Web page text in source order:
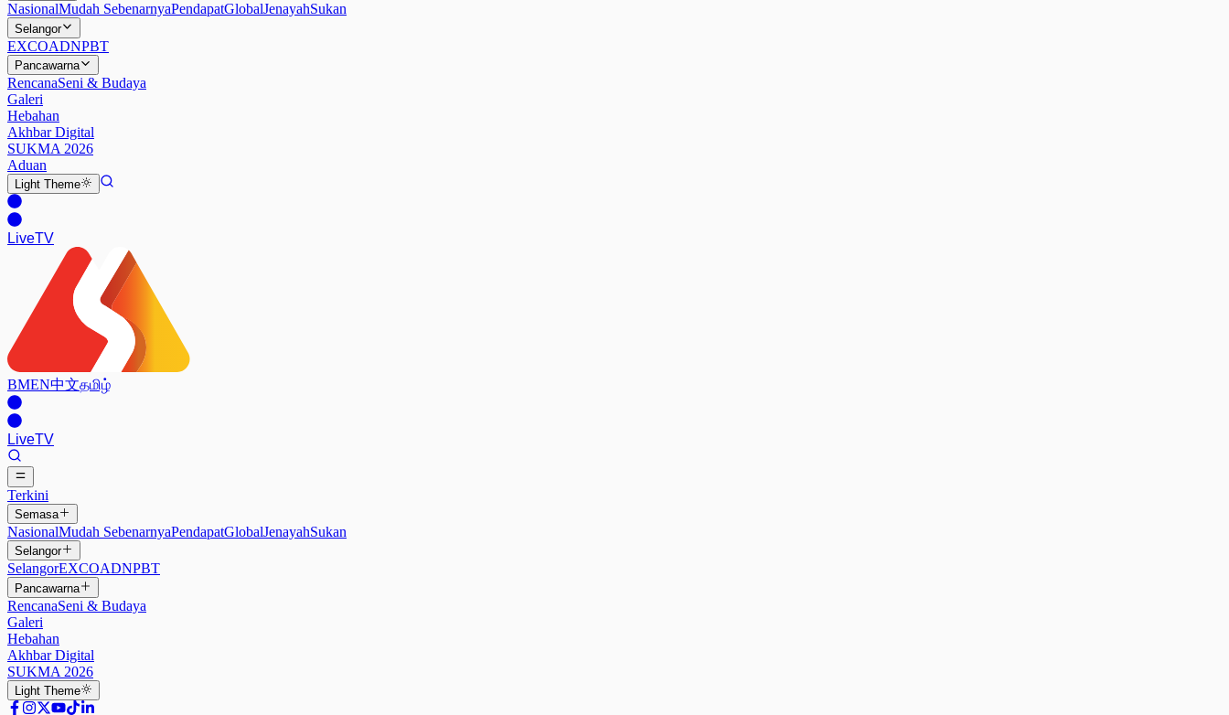
NasionalMudah SebenarnyaPendapatGlobalJenayahSukan
Selangor
EXCOADNPBT
Pancawarna
RencanaSeni & Budaya
Galeri
Hebahan
Akhbar Digital
SUKMA 2026
Aduan
Light Theme
LiveTV
BMEN中文தமிழ்
LiveTV
Terkini
Semasa
NasionalMudah SebenarnyaPendapatGlobalJenayahSukan
Selangor
SelangorEXCOADNPBT
Pancawarna
RencanaSeni & Budaya
Galeri
Hebahan
Akhbar Digital
SUKMA 2026
Light Theme